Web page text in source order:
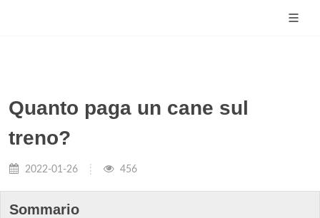
Quanto paga un cane sul
treno?
2022-01-26 456
Sommario